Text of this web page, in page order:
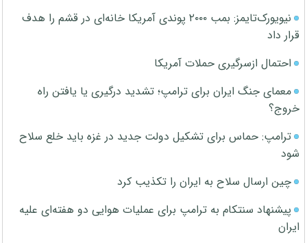
نیویورک‌تایمز: بمب ۲۰۰۰ پوندی آمریکا خانه‌ای در قشم را هدف
قرار داد
احتمال ازسرگیری حملات آمریکا
معمای جنگ ایران برای ترامپ؛ تشدید درگیری یا یافتن راه
خروج؟
ترامپ: حماس برای تشکیل دولت جدید در غزه باید خلع سلاح
شود
چین ارسال سلاح به ایران را تکذیب کرد
پیشنهاد سنتکام به ترامپ برای عملیات هوایی دو هفته‌ای علیه
ایران